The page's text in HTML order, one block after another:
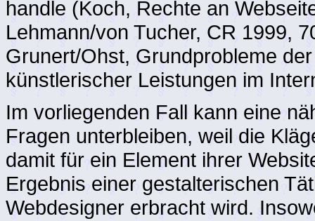
handle (Koch, Rechte an
Lehmann/von Tucher, CR 1999,
Grunert/Ohst, Grundprobleme
künstlerischer Leistungen im
Im vorliegenden Fall kann eine
Fragen unterbleiben, weil die
damit für ein Element ihrer
Ergebnis einer gestalterischen
Webdesigner erbracht wird.